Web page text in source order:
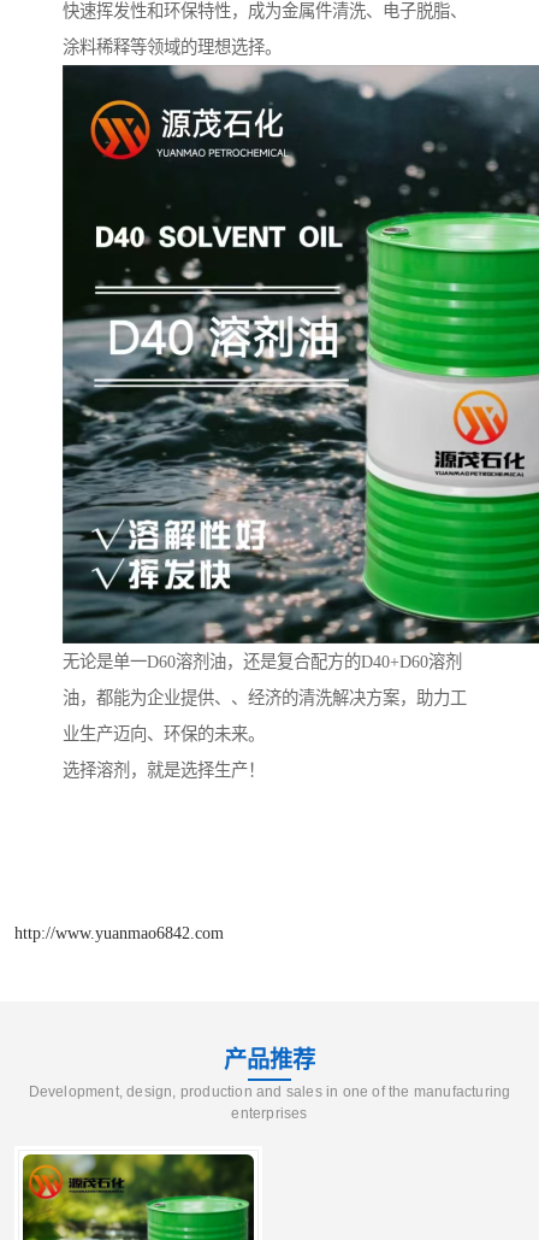
快速挥发性和环保特性，成为金属件清洗、电子脱脂、
涂料稀释等领域的理想选择。
无论是单一D60溶剂油，还是复合配方的D40+D60溶剂
油，都能为企业提供、、经济的清洗解决方案，助力工
业生产迈向、环保的未来。
选择溶剂，就是选择生产！
http://www.yuanmao6842.com
产品推荐
Development, design, production and sales in one of the manufacturing
enterprises